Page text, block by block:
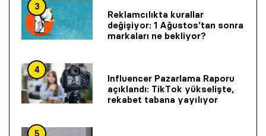
3
Reklamcılıkta kurallar
değişiyor: 1 Ağustos’tan sonra
markaları ne bekliyor?
4
Influencer Pazarlama Raporu
açıklandı: TikTok yükselişte,
rekabet tabana yayılıyor
5